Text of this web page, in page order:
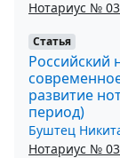
Нотариус №
Статья
Российский
развитие
период)
Буштец
Нотариус №